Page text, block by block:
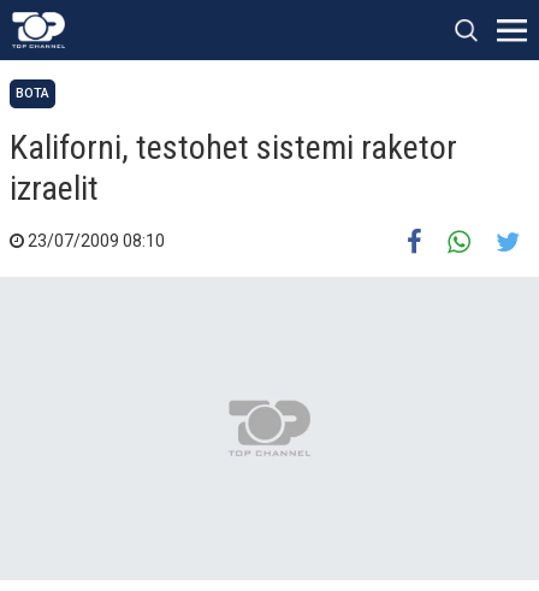
BOTA
Kaliforni, testohet sistemi raketor
izraelit
23/07/2009 08:10